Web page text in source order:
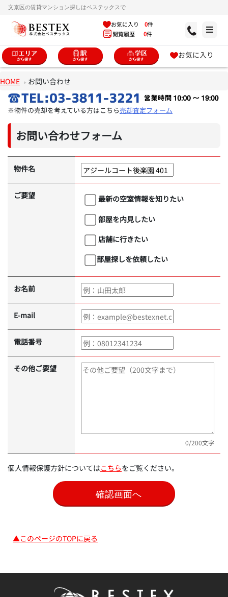
文京区の賃貸マンション探しはベステックスで
お気に入り 0件
閲覧履歴 0件
お気に入り
HOME お問い合わせ
※物件の売却を考えている方はこちら売却査定フォーム
お問い合わせフォーム
物件名
ご要望
最新の空室情報を知りたい
部屋を内見したい
店舗に行きたい
部屋探しを依頼したい
お名前
E-mail
電話番号
その他ご要望
0/200文字
個人情報保護方針についてはこちらをご覧ください。
▲このページのTOPに戻る